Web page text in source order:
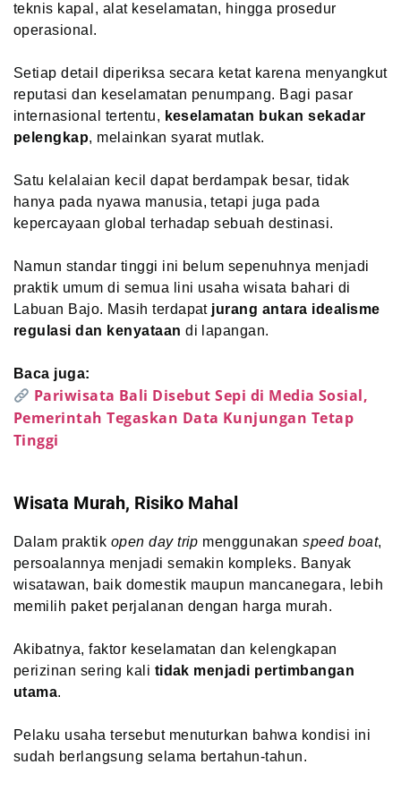
teknis kapal, alat keselamatan, hingga prosedur
operasional.
Setiap detail diperiksa secara ketat karena menyangkut
reputasi dan keselamatan penumpang. Bagi pasar
internasional tertentu, keselamatan bukan sekadar
pelengkap, melainkan syarat mutlak.
Satu kelalaian kecil dapat berdampak besar, tidak
hanya pada nyawa manusia, tetapi juga pada
kepercayaan global terhadap sebuah destinasi.
Namun standar tinggi ini belum sepenuhnya menjadi
praktik umum di semua lini usaha wisata bahari di
Labuan Bajo. Masih terdapat jurang antara idealisme
regulasi dan kenyataan di lapangan.
Baca juga:
Pariwisata Bali Disebut Sepi di Media Sosial,
Pemerintah Tegaskan Data Kunjungan Tetap
Tinggi
Wisata Murah, Risiko Mahal
Dalam praktik open day trip menggunakanspeed boat,
persoalannya menjadi semakin kompleks. Banyak
wisatawan, baik domestik maupun mancanegara, lebih
memilih paket perjalanan dengan harga murah.
Akibatnya, faktor keselamatan dan kelengkapan
perizinan sering kali tidak menjadi pertimbangan
utama.
Pelaku usaha tersebut menuturkan bahwa kondisi ini
sudah berlangsung selama bertahun-tahun.